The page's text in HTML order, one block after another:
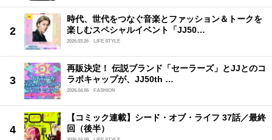
時代、世代をつなぐ音楽とファッション＆トークを
楽しむスペシャルイベント「JJ50…
2026.03.26 LIFE STYLE
再販決定！ 伝説ブランド「セーラーズ」とJJとのコ
ラボキャップが、JJ50th …
2026.04.06 FASHION
【コミック連載】シード・オブ・ライフ 37話／最終
回（後半）